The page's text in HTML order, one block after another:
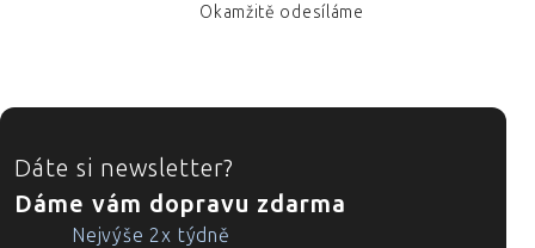
Okamžitě odesíláme
ZÁPATÍ
Dáte si newsletter?
Dáme vám dopravu zdarma
Nejvýše 2x týdně